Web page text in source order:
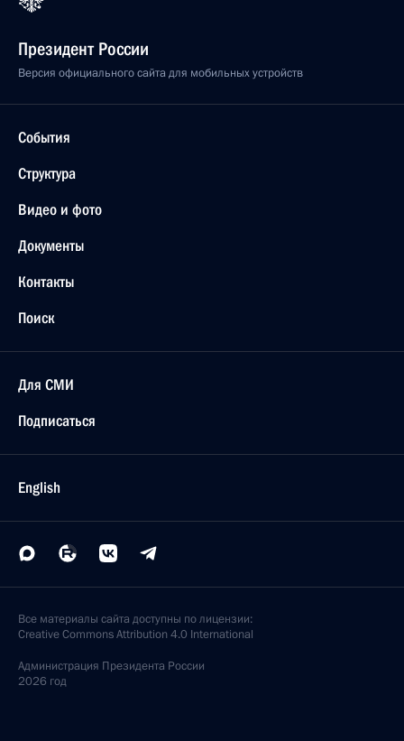
Президент России
Версия официального сайта для мобильных устройств
События
Структура
Видео и фото
Документы
Контакты
Поиск
Для СМИ
Подписаться
English
Все материалы сайта доступны по лицензии:
Creative Commons Attribution 4.0 International
Администрация Президента России
2026 год